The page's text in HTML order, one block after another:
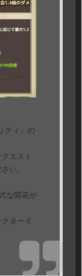
ティ」の
エスト
い。
な開花が
ターイ